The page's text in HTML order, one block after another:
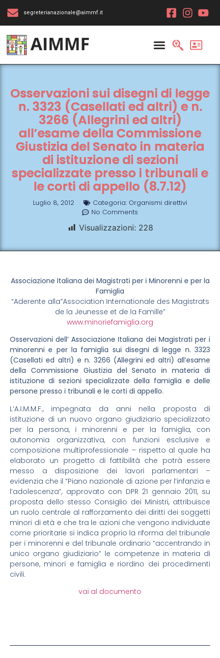
segreterianazionale@aimmf.it
Osservazioni sui disegni di legge
n. 3323 (Casellati ed altri) e n.
3266 (Allegrini ed altri)
all’esame della Commissione
Giustizia del Senato in materia
di istituzione di sezioni
specializzate presso i tribunali e
le corti di appello (8.7.12)
Luglio 8, 2012 Categoria: Organismi direttivi
No Comments
Visualizzazioni: 228
Associazione Italiana dei Magistrati per i Minorenni e per la
Famiglia
“Aderente alla”Association Internationale des Magistrats
de la Jeunesse et de la Famille”
www.minoriefamiglia.org
Osservazioni dell’ Associazione Italiana dei Magistrati per i
minorenni e per la famiglia sui disegni di legge n. 3323
(Casellati ed altri) e n. 3266 (Allegrini ed altri) all’esame
della Commissione Giustizia del Senato in materia di
istituzione di sezioni specializzate della famiglia e delle
persone presso i tribunali e le corti di appello.
L’A.I.M.M.F., impegnata da anni nella proposta di
istituzione di un nuovo organo giudiziario specializzato
per la persona, i minorenni e per la famiglia, con
autonomia organizzativa, con funzioni esclusive e
composizione multiprofessionale – rispetto al quale ha
elaborato un progetto di fattibilità che potrà essere
messo a disposizione dei lavori parlamentari –
evidenzia che il “Piano nazionale di azione per l’infanzia e
l’adolescenza”, approvato con DPR 21 gennaio 2011, su
proposta dello stesso Consiglio dei Ministri, attribuisce
un ruolo centrale al rafforzamento dei diritti dei soggetti
minori di età e che tra le azioni che vengono individuate
come prioritarie si indica proprio la riforma del tribunale
per i minorenni e del tribunale ordinario “accentrando in
unico organo giudiziario” le competenze in materia di
persone, minori e famiglia e riordino dei procedimenti
civili.
vai al documento